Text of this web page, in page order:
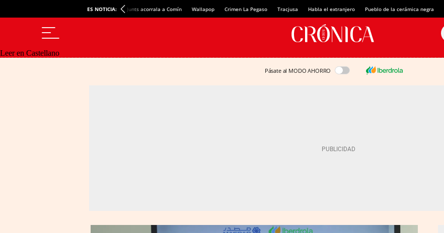
ES NOTICIA: Junts acorrala a Comín Wallapop Crimen La Pegaso Tracjusa Habla el extranjero Pueblo de la cerámica negra
Leer en Castellano
Pásate al MODO AHORRO